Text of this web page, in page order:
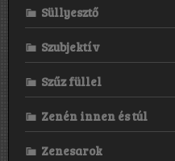
Süllyesztő
Szubjektív
Szűz füllel
Zenén innen és túl
Zenesarok